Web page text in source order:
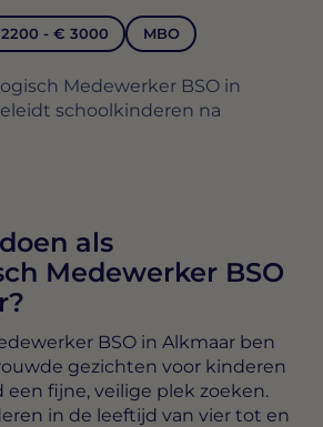
- € 3000 MBO
Medewerker BSO in
schoolkinderen na
als
Medewerker BSO
BSO in Alkmaar ben
gezichten voor kinderen
een fijne, veilige plek zoeken.
in de leeftijd van vier tot en